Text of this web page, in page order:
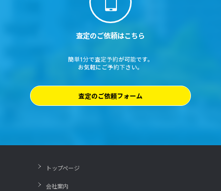
査定のご依頼はこちら
簡単1分で査定予約が可能です。
お気軽にご予約下さい。
査定のご依頼フォーム
トップページ
会社案内